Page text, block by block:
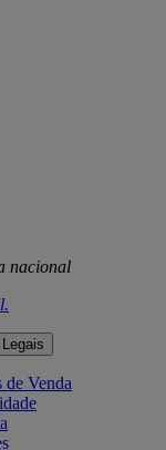
nacional
.
de Venda